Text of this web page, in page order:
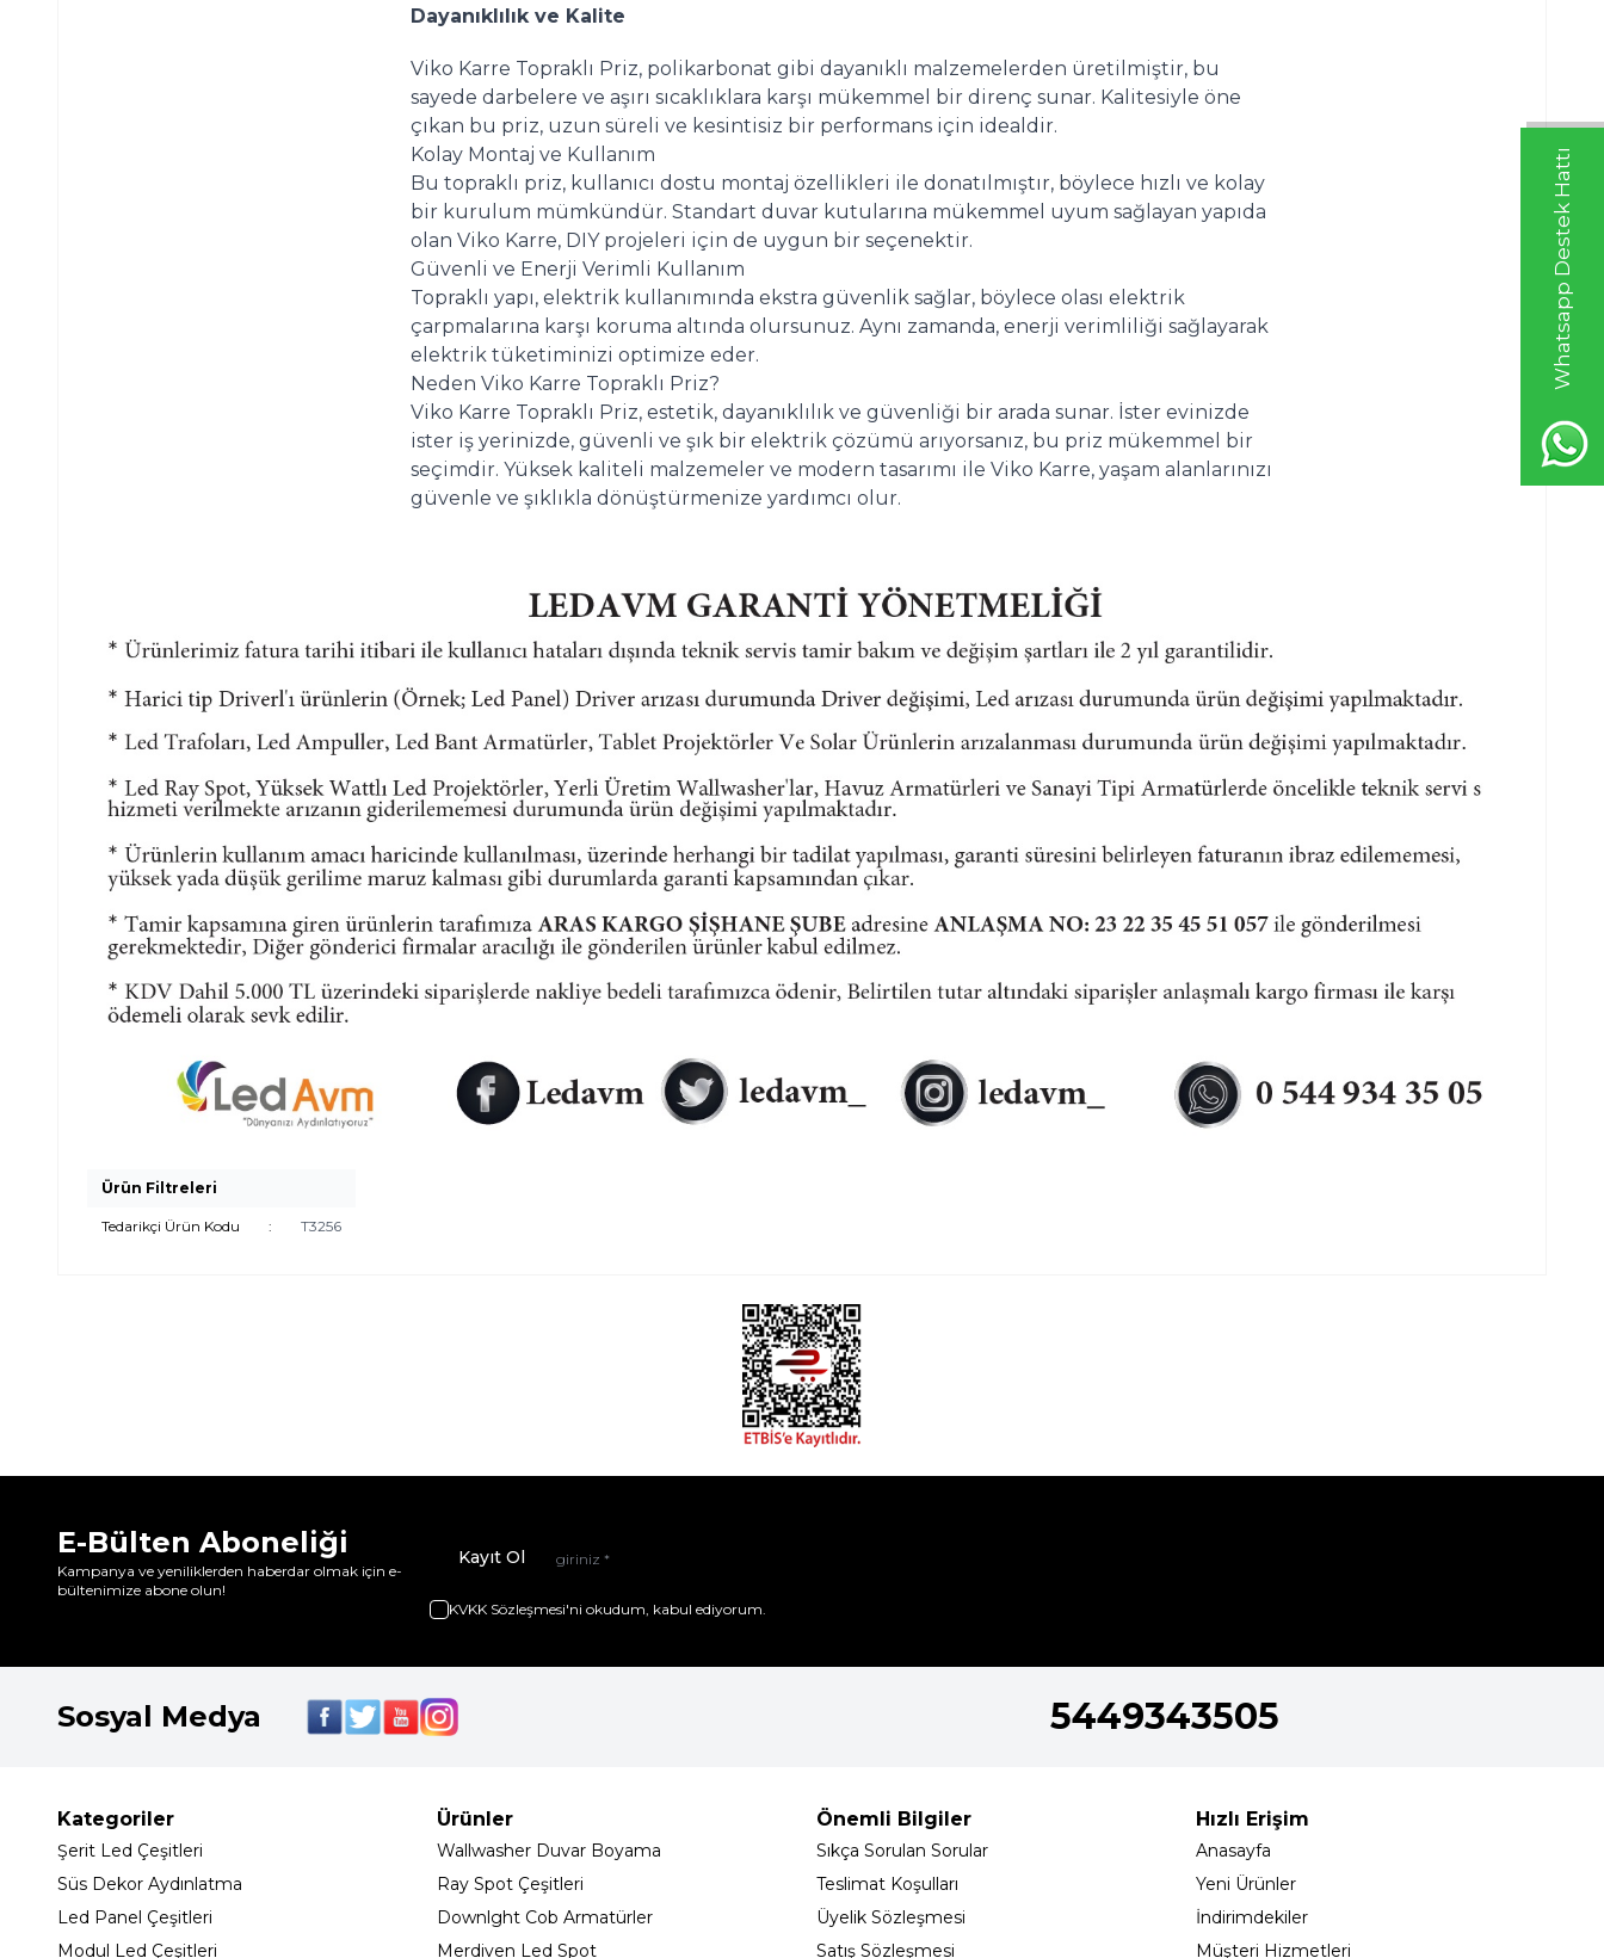
Whatsapp Destek Hattı
Dayanıklılık ve Kalite
Viko Karre Topraklı Priz, polikarbonat gibi dayanıklı malzemelerden üretilmiştir, bu
sayede darbelere ve aşırı sıcaklıklara karşı mükemmel bir direnç sunar. Kalitesiyle öne
çıkan bu priz, uzun süreli ve kesintisiz bir performans için idealdir.
Kolay Montaj ve Kullanım
Bu topraklı priz, kullanıcı dostu montaj özellikleri ile donatılmıştır, böylece hızlı ve kolay
bir kurulum mümkündür. Standart duvar kutularına mükemmel uyum sağlayan yapıda
olan Viko Karre, DIY projeleri için de uygun bir seçenektir.
Güvenli ve Enerji Verimli Kullanım
Topraklı yapı, elektrik kullanımında ekstra güvenlik sağlar, böylece olası elektrik
çarpmalarına karşı koruma altında olursunuz. Aynı zamanda, enerji verimliliği sağlayarak
elektrik tüketiminizi optimize eder.
Neden Viko Karre Topraklı Priz?
Viko Karre Topraklı Priz, estetik, dayanıklılık ve güvenliği bir arada sunar. İster evinizde
ister iş yerinizde, güvenli ve şık bir elektrik çözümü arıyorsanız, bu priz mükemmel bir
seçimdir. Yüksek kaliteli malzemeler ve modern tasarımı ile Viko Karre, yaşam alanlarınızı
güvenle ve şıklıkla dönüştürmenize yardımcı olur.
Ürün Filtreleri
Tedarikçi Ürün Kodu : T3256
E-Bülten Aboneliği
Kampanya ve yeniliklerden haberdar olmak için e-
bültenimize abone olun!
Kayıt Ol
KVKK Sözleşmesi'ni okudum, kabul ediyorum.
Sosyal Medya 5449343505
Kategoriler
Şerit Led Çeşitleri
Süs Dekor Aydınlatma
Led Panel Çeşitleri
Modul Led Çeşitleri
Ürünler
Wallwasher Duvar Boyama
Ray Spot Çeşitleri
Downlght Cob Armatürler
Merdiven Led Spot
Önemli Bilgiler
Sıkça Sorulan Sorular
Teslimat Koşulları
Üyelik Sözleşmesi
Satış Sözleşmesi
Hızlı Erişim
Anasayfa
Yeni Ürünler
İndirimdekiler
Müşteri Hizmetleri